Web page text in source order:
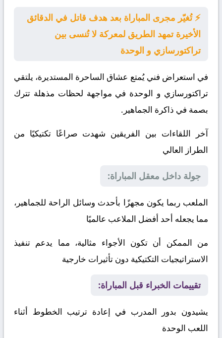
⚡ تُغيّر مجرى المباراة بعد هدف قاتل في الدقائق
الأخيرة تمهد الطريق لمعركة لا تُنسى بين
تراکتورسازي و الوحدة
في استعراض فني يُمتع عشاق الساحرة المستديرة، يلتقي
تراکتورسازي و الوحدة في مواجهة لحظات مذهلة تترك
بصمة في ذاكرة الجماهير.
آخر اللقاءات بين الفريقين شهدت صراعًا تكتيكيًا من
الطراز العالي
جولة داخل معقل المباراة:
الملعب ربما يكون مجهزًا بأحدث وسائل الراحة للجماهير،
مما يجعله أحد أفضل الملاعب عالميًا
من الممكن أن تكون الأجواء مثالية، مما يدعم تنفيذ
الاستراتيجيات التكتيكية دون تأثيرات خارجية
تقييمات الخبراء قبل المباراة:
يشيدون بدور المدرب في إعادة ترتيب الخطوط أثناء
اللعب الوحدة